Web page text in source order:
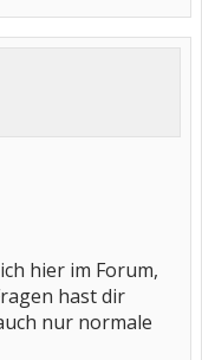
hier im Forum,
hast dir
nur normale